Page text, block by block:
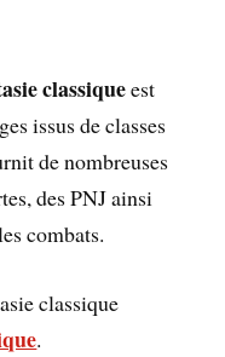
classiqueest
issus de classes
de nombreuses
des PNJ ainsi
combats.
classique
.